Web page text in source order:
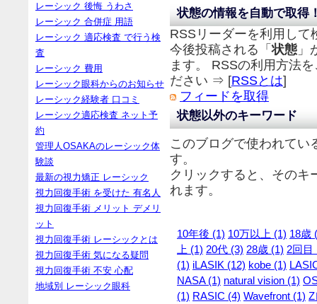
状態の情報を自動で取得
RSSリーダーを利用して
今後投稿される「状態 」
ます。 RSSの利用方法
ださい ⇒ [RSSとは]
フィードを取得
状態以外のキーワード
このブログで使われてい
す。
クリックすると、そのキ
れます。
10年後 (1) 10万以上 (1) 18歳
上 (1) 20代 (3) 28歳 (1) 2回目
(1) iLASIK (12) kobe (1)
NASA (1) natural vision (1)
(1) RASIC (4) Wavefront (1) Z
レーシック 後悔 うわさ
レーシック 合併症 用語
レーシック 適応検査 で行う検
査
レーシック 費用
レーシック眼科からのお知らせ
レーシック経験者 口コミ
レーシック適応検査 ネット予
約
管理人OSAKAのレーシック体
験談
最新の視力矯正 レーシック
視力回復手術 を受けた 有名人
視力回復手術 メリット デメリ
ット
視力回復手術 レーシックとは
視力回復手術 気になる疑問
視力回復手術 不安 心配
地域別 レーシック眼科